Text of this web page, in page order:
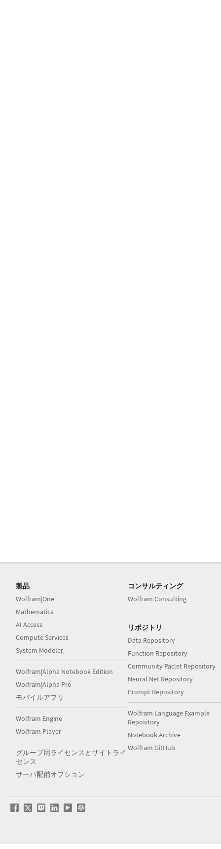
製品
Wolfram|One
Mathematica
AI Access
Compute Services
System Modeler
Wolfram|Alpha Notebook Edition
Wolfram|Alpha Pro
モバイルアプリ
Wolfram Engine
Wolfram Player
グループ用ライセンスとサイトライ
センス
サーバ配備オプション
コンサルティング
Wolfram Consulting
リポジトリ
Data Repository
Function Repository
Community Paclet Repository
Neural Net Repository
Prompt Repository
Wolfram Language Example
Repository
Notebook Archive
Wolfram GitHub